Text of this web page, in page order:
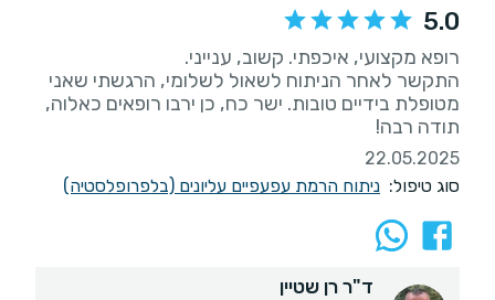
5.0
התקשר לאחר הניתוח לשאול לשלומי, הרגשתי שאני
מטופלת בידיים טובות. ישר כח, כן ירבו רופאים כאלוה,
תודה רבה!
22.05.2025
סוג טיפול: ניתוח הרמת עפעפיים עליונים (בלפרופלסטיה)
ד"ר רן שטיין